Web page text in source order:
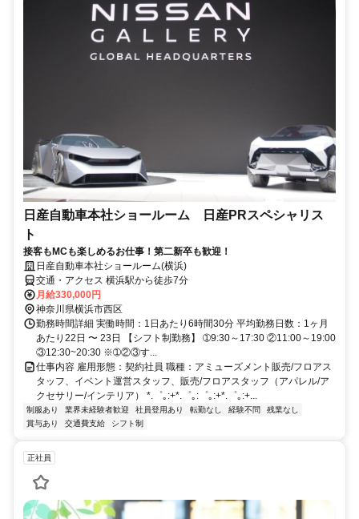
日産自動車本社ショールーム 日産PRスペシャリス
ト
接客もMCも楽しめるお仕事！第二新卒も歓迎！
日産自動車本社ショールーム(横浜)
交通・アクセス 横浜駅から徒歩7分
月給330,000円
神奈川県横浜市西区
勤務時間詳細 実働時間：1日あたり6時間30分 平均勤務日数：1ヶ月
あたり22日 〜 23日 【シフト制勤務】 ➀9:30～17:30 ②11:00～19:00
③12:30~20:30 ※➀②③す...
仕事内容 雇用形態：契約社員 職種：アミューズメント販売/フロアス
タッフ、イベント運営スタッフ、販売/フロアスタッフ（アパレル/ア
クセサリー/インテリア） *.゜｡:+*.゜｡:゜｡:+*.゜｡:+...
制服あり 業界未経験者歓迎 社員登用あり 転勤なし 経験不問
残業なし
賞与あり
交通費支給 シフト制
正社員